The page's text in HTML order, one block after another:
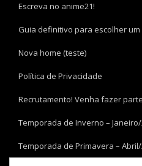
Escreva no anime21!
Guia definitivo para escolher
Nova home (teste)
Política de Privacidade
Recrutamento! Venha fazer
Temporada de Inverno –
Temporada de Primavera –